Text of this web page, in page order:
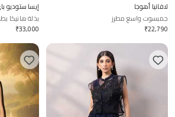
لافانيا أهوجا
جمبسوت واسع مطرز
₹22,790
إيسا ستوديو
بذلة هانيكا
₹33,000